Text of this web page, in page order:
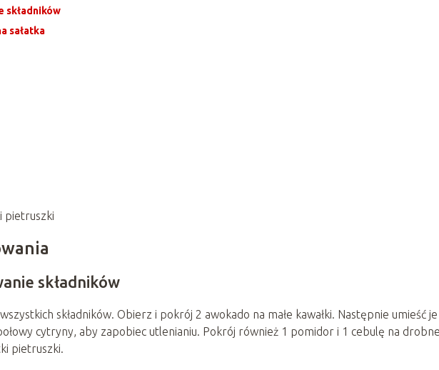
składników
sałatka
pietruszki
składników
składników. Obierz i pokrój 2 awokado na małe kawałki. Następnie umieść
cytryny, aby zapobiec utlenianiu. Pokrój również 1 pomidor i 1 cebulę na
pietruszki.